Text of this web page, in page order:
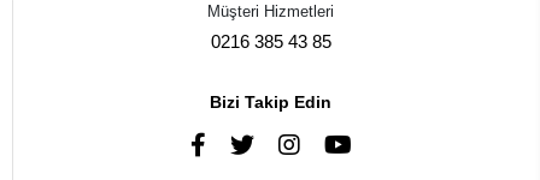
Müşteri Hizmetleri
0216 385 43 85
Bizi Takip Edin